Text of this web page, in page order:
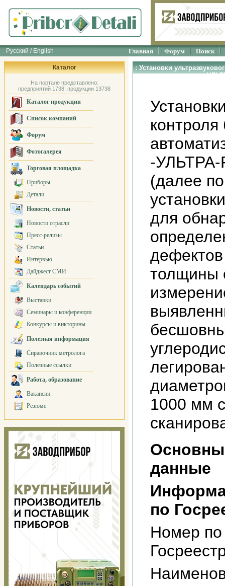
Русский / English Главная Форум Поиск
Каталог
На портале представлено:
предприятий 1738, продукции 13738
Каталог продукции
Список компаний
Форум
Фотогалерея
Торговая площадка
Приборы
Детали
Новости, статьи
Новости отрасли
Пресс-релизы
Статьи
Интервью
Дайджест СМИ
Календарь событий
Выставки
Семинары и конференции
Конкурсы и викторины
Полезная информация
Справочник метролога
Полезные ссылки
Работа, образование
Вакансии
Резюме
: Установки
автоматизированные
-УЛЬТРА-
(далее
для
толщины
1000 мм
данные
по
Номер по